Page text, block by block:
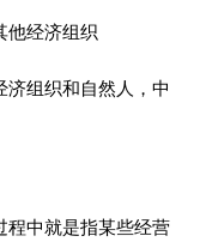
他经济组织
济组织和自然人，中
程中就是指某些经营